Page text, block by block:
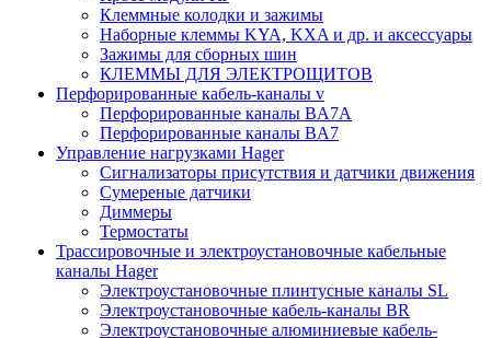
Клеммные колодки и зажимы
Наборные клеммы KYA, KXA и др. и аксессуары
Зажимы для сборных шин
КЛЕММЫ ДЛЯ ЭЛЕКТРОЩИТОВ
Перфорированные кабель-каналы v
Перфорированные каналы BA7A
Перфорированные каналы BA7
Управление нагрузками Hager
Сигнализаторы присутствия и датчики движения
Сумереные датчики
Диммеры
Термостаты
Трассировочные и электроустановочные кабельные
каналы Hager
Электроустановочные плинтусные каналы SL
Электроустановочные кабель-каналы BR
Электроустановочные алюминиевые кабель-